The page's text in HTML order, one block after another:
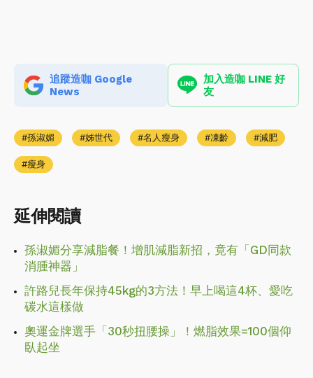
追蹤造咖 Google
News
加入造咖 LINE 好
友
孫淑媚 姊世代 名人瘦身 凍齡 減肥
瘦身
延伸閱讀
孫淑媚分享減脂餐！增肌減脂新招，竟有「GD同款
消腫神器」
許路兒長年保持45kg的3方法！早上喝這4杯、愛吃
碳水這樣做
奧運金牌選手「30秒扭腰操」！燃脂效果=100個仰
臥起坐